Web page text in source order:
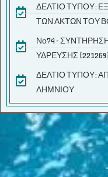
ΔΕΛΤΙΟ ΤΥΠΟΥ:
ΤΩΝ ΑΚΤΩΝ ΤΟΥ
Νο74 -
ΥΔΡΕΥΣΗΣ (221269)
ΔΕΛΤΙΟ ΤΥΠΟΥ:
ΛΗΜΝΙΟΥ